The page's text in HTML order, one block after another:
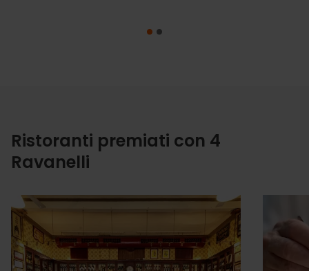
Ristoranti premiati con 4
Ravanelli